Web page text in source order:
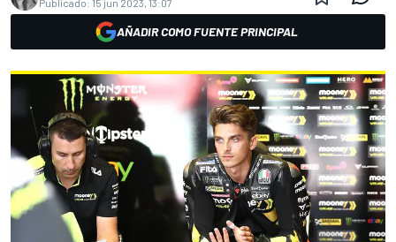
Publicado: 15 jun 2023, 13:07
AÑADIR COMO FUENTE PRINCIPAL